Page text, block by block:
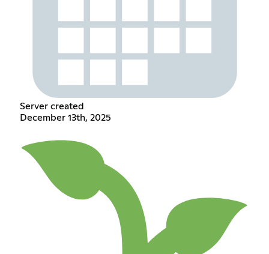
Server created
December 13th, 2025